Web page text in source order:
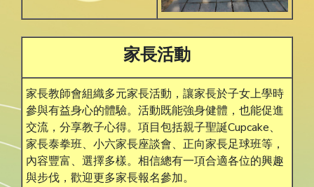
家長活動
家長教師會組織多元家長活動，讓家長於子女上學時
參與有益身心的體驗。活動既能強身健體，也能促進
交流，分享教子心得。項目包括親子聖誕Cupcake、
家長泰拳班、小六家長座談會、正向家長足球班等，
內容豐富、選擇多樣。相信總有一項合適各位的興趣
與步伐，歡迎更多家長報名參加。